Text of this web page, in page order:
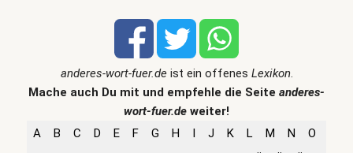
anderes-wort-fuer.deist ein offenes Lexikon.
Mache auch Du mit und empfehle die Seite anderes-
wort-fuer.de weiter!
A
B C D E F G H I J K L M N
O